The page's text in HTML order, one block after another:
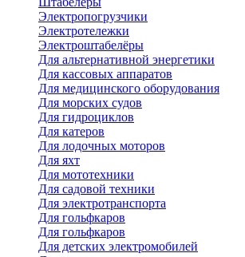
Электропогрузчики
Электротележки
Электроштабелёры
Для альтернативной энергетики
Для кассовых аппаратов
Для медицинского оборудования
Для морских судов
Для гидроциклов
Для катеров
Для лодочных моторов
Для яхт
Для мототехники
Для садовой техники
Для электротранспорта
Для гольфкаров
Для гольфкаров
Для детских электромобилей